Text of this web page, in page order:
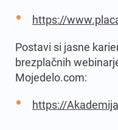
https://
Postavi si jasne
brezplačnih
Mojedelo.com:
https://